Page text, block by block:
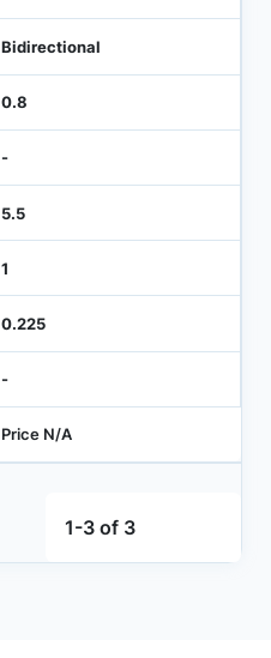
Bidirectional
0.8
-
5.5
1
0.225
-
Price N/A
1-3 of 3